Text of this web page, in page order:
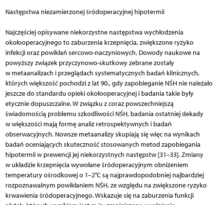
Następstwa niezamierzonej śródoperacyjnej hipotermii
Najczęściej opisywane niekorzystne następstwa wychłodzenia
okołooperacyjnego to zaburzenia krzepnięcia, zwiększone ryzyko
infekcji oraz powikłań sercowo-naczyniowych. Dowody naukowe na
powyższy związek przyczynowo-skutkowy zebrane zostały
w metaanalizach i przeglądach systematycznych badań klinicznych,
których większość pochodzi z lat 90., gdy zapobieganie NŚH nie należało
jeszcze do standardu opieki okołooperacyjnej i badania takie były
etycznie dopuszczalne. W związku z coraz powszechniejszą
świadomością problemu szkodliwości NŚH, badania ostatniej dekady
w większości mają formę analiz retrospektywnych i badań
obserwacyjnych. Nowsze metaanalizy skupiają się więc na wynikach
badań oceniających skuteczność stosowanych metod zapobiegania
hipotermii w prewencji jej niekorzystnych następstw [31–33]. Zmiany
w układzie krzepnięcia wywołane śród­operacyjnym obniżeniem
temperatury ośrodkowej o 1–2°C są najprawdopodobniej najbardziej
rozpoznawalnym powikłaniem NŚH, ze względu na zwiększone ryzyko
krwawienia śródoperacyjnego. Wskazuje się na zaburzenia funkcji